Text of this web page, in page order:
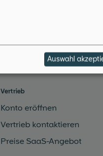
Unternehmen
Vertrieb
Konto eröffnen
Vertrieb kontaktieren
Preise SaaS-Angebot
Auswahl